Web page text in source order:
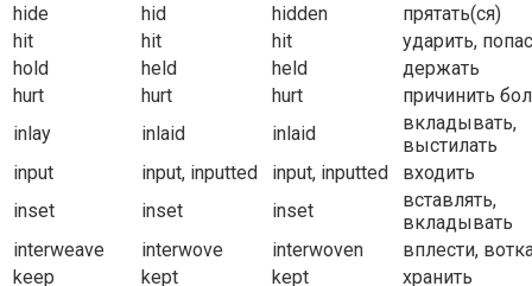
hide
hid hidden
прятать(ся)
hit
hit hit
ударить,
hold
held held
держать
hurt
hurt hurt
причинить
inlay
inlaid inlaid
вкладывать,
выстилать
input
input, inputted input, inputted
входить
inset
inset inset
вставлять,
вкладывать
interweave
interwove interwoven
вплести,
keep
kept kept
хранить